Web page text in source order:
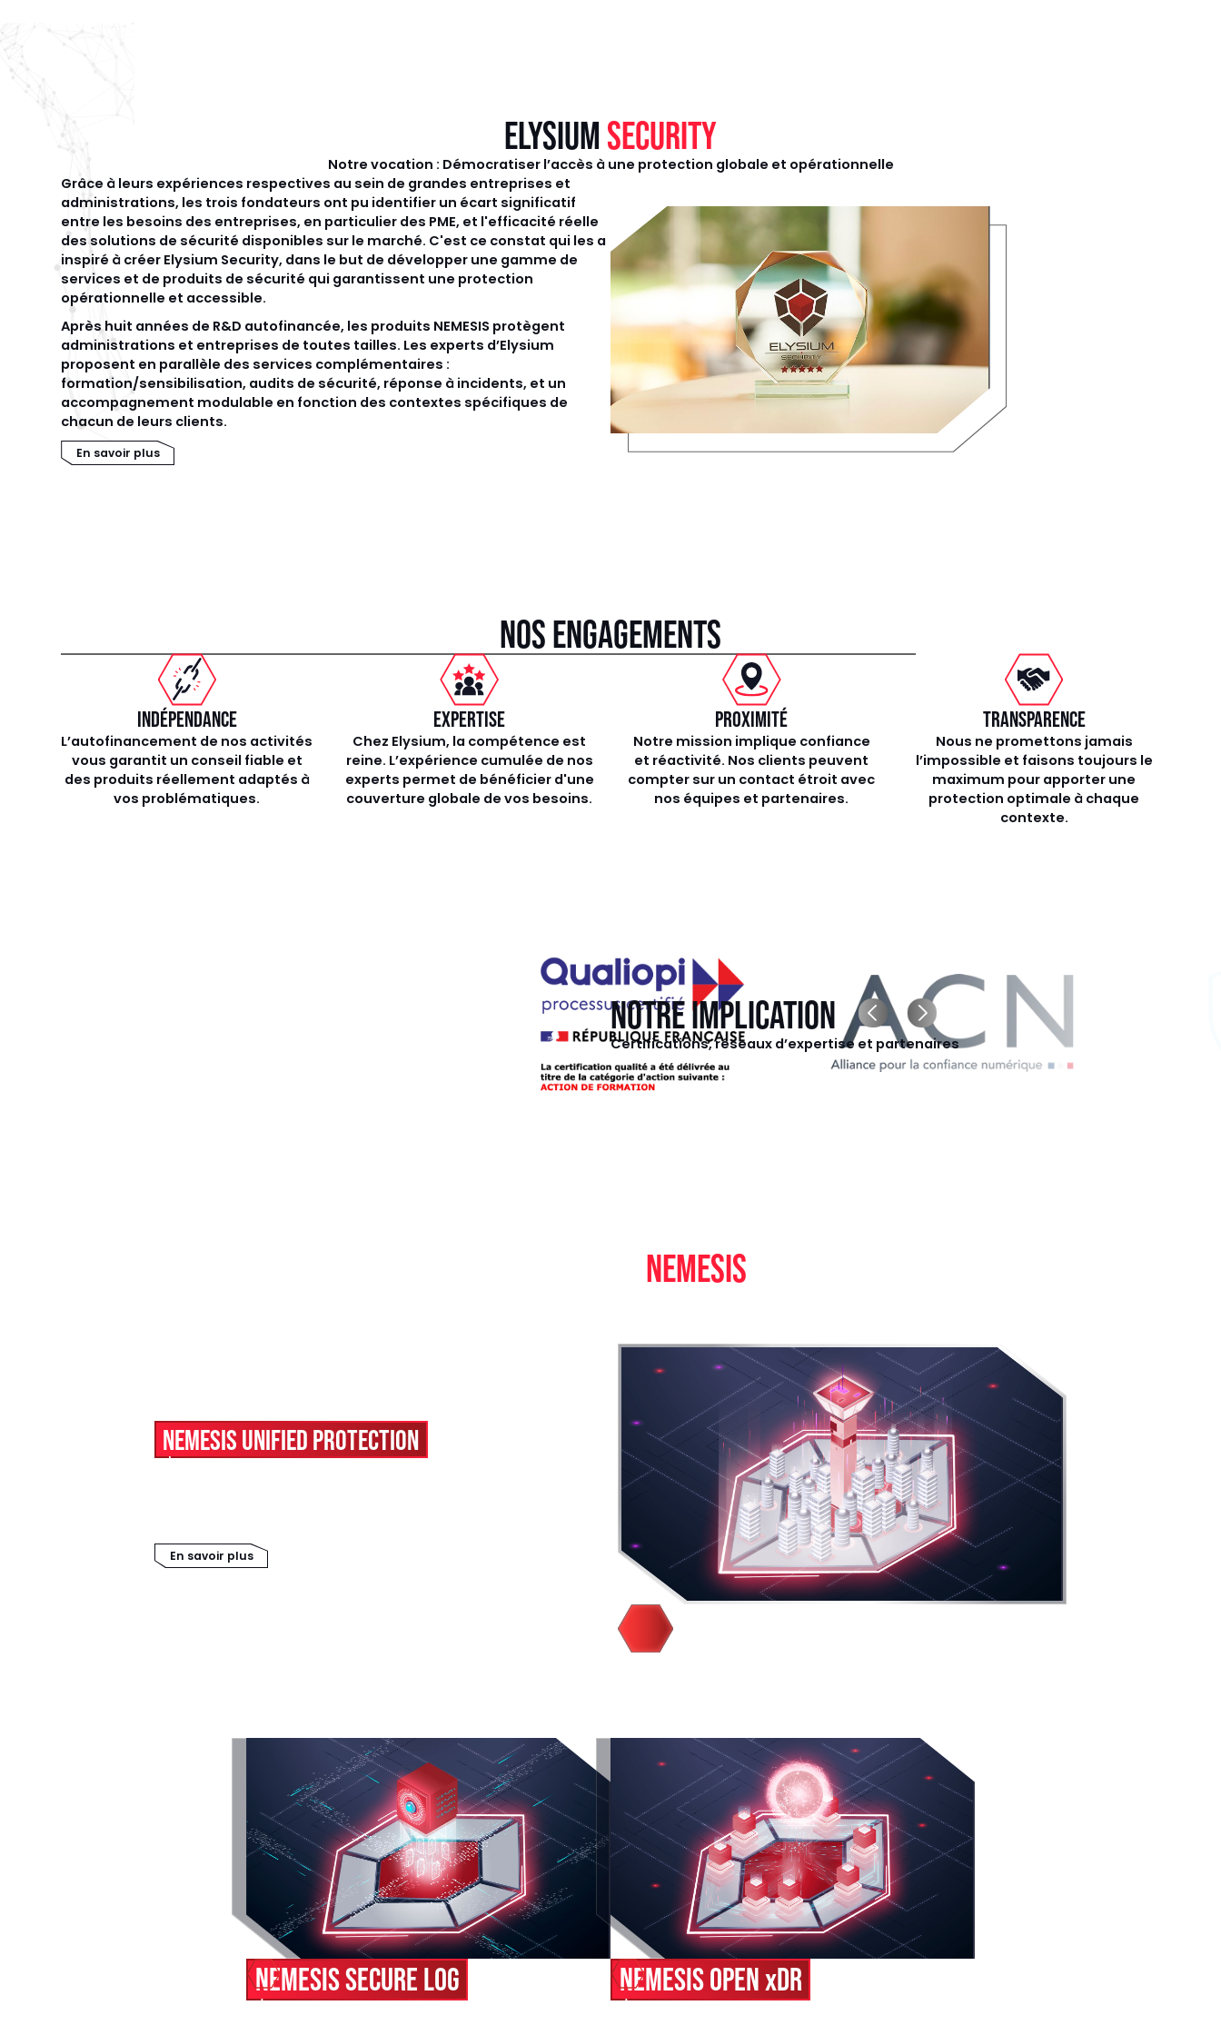
ELYSIUMSECURITY
Notre vocation : Démocratiser l’accès à une protection globale et opérationnelle
Grâce à leurs expériences respectives au sein de grandes entreprises et
administrations, les trois fondateurs ont pu identifier un écart significatif
entre les besoins des entreprises, en particulier des PME, et l'efficacité réelle
des solutions de sécurité disponibles sur le marché. C'est ce constat qui les a
inspiré à créer Elysium Security, dans le but de développer une gamme de
services et de produits de sécurité qui garantissent une protection
opérationnelle et accessible.
Après huit années de R&D autofinancée, les produits NEMESIS protègent
administrations et entreprises de toutes tailles. Les experts d’Elysium
proposent en parallèle des services complémentaires :
formation/sensibilisation, audits de sécurité, réponse à incidents, et un
accompagnement modulable en fonction des contextes spécifiques de
chacun de leurs clients.
En savoir plus
NOS ENGAGEMENTS
INDÉPENDANCE
L’autofinancement de nos activités
vous garantit un conseil fiable et
des produits réellement adaptés à
vos problématiques.
EXPERTISE
Chez Elysium, la compétence est
reine. L’expérience cumulée de nos
experts permet de bénéficier d'une
couverture globale de vos besoins.
PROXIMITÉ
Notre mission implique confiance
et réactivité. Nos clients peuvent
compter sur un contact étroit avec
nos équipes et partenaires.
TRANSPARENCE
Nous ne promettons jamais
l’impossible et faisons toujours le
maximum pour apporter une
protection optimale à chaque
contexte.
NOTRE IMPLICATION
Certifications, réseaux d’expertise et partenaires
NEMESIS
NEMESIS UNIFIED PROTECTION
En savoir plus
NEMESIS SECURE LOG NEMESIS OPENxDR